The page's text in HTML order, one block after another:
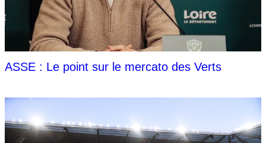
ASSE : Le point sur le mercato des Verts